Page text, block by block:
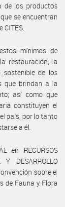
de los productos
se encuentran
mínimos de
restauración, la
sostenible de los
que brindan a la
así como que
constituyen el
país, por lo tanto
a él.
en RECURSOS
DESARROLLO
sobre el
de Fauna y Flora